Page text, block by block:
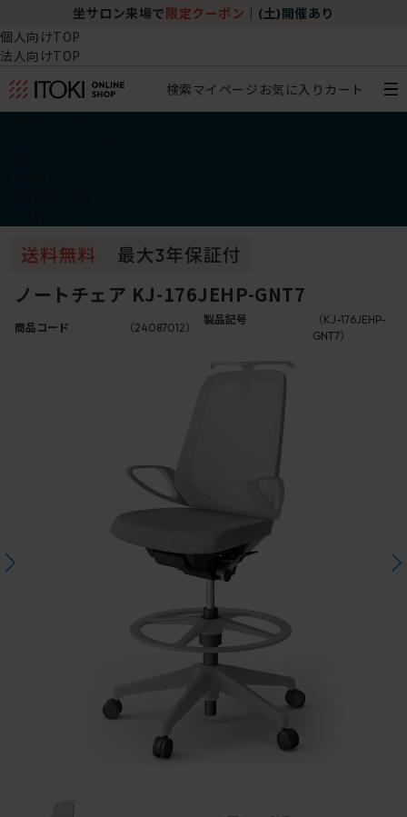
坐サロン来場で 限定クーポン (土)開催あり
個人向けTOP
法人向けTOP
検索マイページ お気に入り カート
ノートチェア KJ-176JEHP-GNT7
商品コード （24087012）
製品記号
（KJ-176JEHP-
GNT7）